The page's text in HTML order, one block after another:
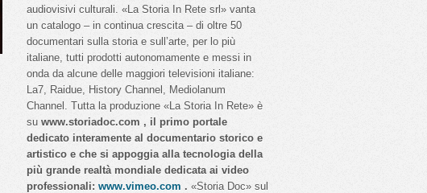
audiovisivi culturali. «La Storia In Rete srl» vanta
un catalogo – in continua crescita – di oltre 50
documentari sulla storia e sull’arte, per lo più
italiane, tutti prodotti autonomamente e messi in
onda da alcune delle maggiori televisioni italiane:
La7, Raidue, History Channel, Mediolanum
Channel. Tutta la produzione «La Storia In Rete» è
su www.storiadoc.com , il primo portale
dedicato interamente al documentario storico e
artistico e che si appoggia alla tecnologia della
più grande realtà mondiale dedicata ai video
professionali: www.vimeo.com . «Storia Doc» sul